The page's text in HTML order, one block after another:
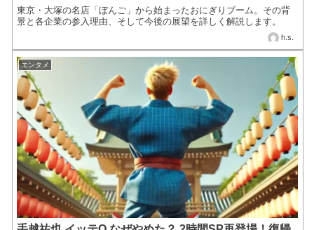
東京・大塚の名店「ぼんご」から始まったおにぎりブーム。その背
景と各企業の参入理由、そして今後の展望を詳しく解説します。
h.s.
エンタメ